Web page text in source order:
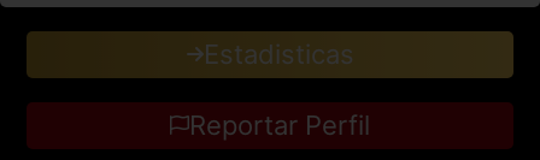
Estadisticas
Reportar Perfil